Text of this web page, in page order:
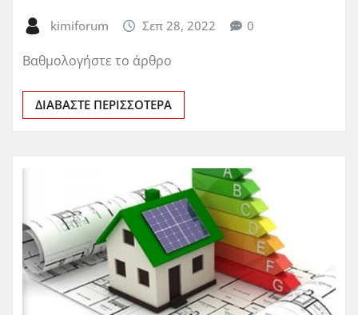
kimiforum Σεπ 28, 2022 0
Βαθμολογήστε το άρθρο
ΔΙΑΒΆΣΤΕ ΠΕΡΙΣΣΌΤΕΡΑ